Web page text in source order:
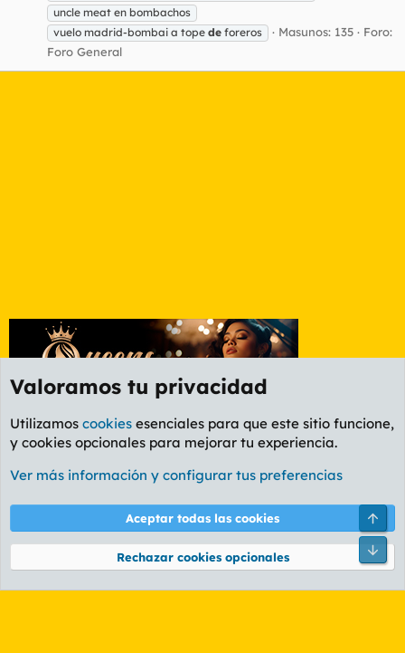
uncle meat en bombachos
vuelo madrid-bombai a tope de foreros Masunos: 135
Foro:
Foro General
Etiquetas
Cookies
PL OLDSTYLE AMARILLO
Términos y reglas Política de privacidad Ayuda
Community platform by XenForo® © 2010-2026 XenForo Ltd.
Valoramos tu privacidad
Utilizamos cookies esenciales para que este sitio funcione,
y cookies opcionales para mejorar tu experiencia.
Ver más información y configurar tus preferencias
Aceptar todas las cookies
Rechazar cookies opcionales
Pie